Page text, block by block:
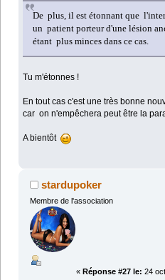
De plus, il est étonnant que
un patient porteur d'une lésion
étant plus minces dans ce cas.
Tu m'étonnes !
En tout cas c'est une très bonne
car on n'empêchera peut être la
A bientôt
stardupoker
Membre de l'association
« Réponse #27 le: 24